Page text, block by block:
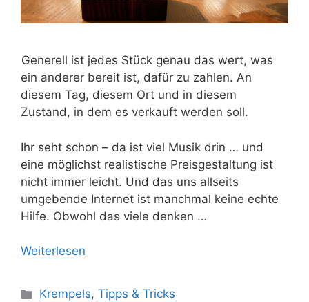
Generell ist jedes Stück genau das wert, was
ein anderer bereit ist, dafür zu zahlen. An
diesem Tag, diesem Ort und in diesem
Zustand, in dem es verkauft werden soll.
Ihr seht schon – da ist viel Musik drin … und
eine möglichst realistische Preisgestaltung ist
nicht immer leicht. Und das uns allseits
umgebende Internet ist manchmal keine echte
Hilfe. Obwohl das viele denken …
Weiterlesen
Kategorien
Krempels,Tipps & Tricks